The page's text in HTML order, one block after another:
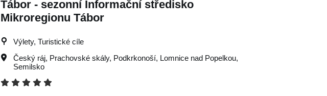
Tábor - sezonní Informační středisko
Mikroregionu Tábor
Výlety, Turistické cíle
Český ráj, Prachovské skály, Podkrkonoší, Lomnice nad Popelkou,
Semilsko